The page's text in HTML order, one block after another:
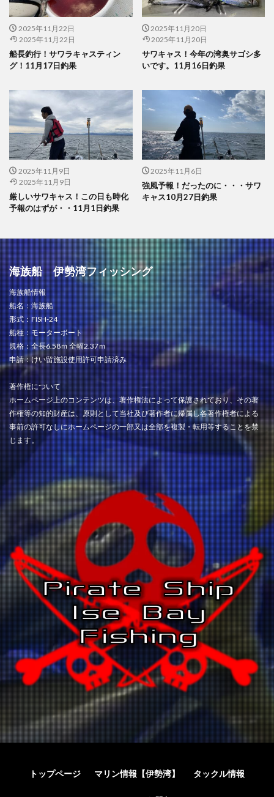
2025年11月22日
2025年11月22日
船長釣行！サワラキャスティン
グ！11月17日釣果
2025年11月20日
2025年11月20日
サワキャス！今年の湾奥サゴシ多
いです。11月16日釣果
2025年11月9日
2025年11月9日
厳しいサワキャス！この日も時化
予報のはずが・・11月1日釣果
2025年11月6日
強風予報！だったのに・・・サワ
キャス10月27日釣果
海族船 伊勢湾フィッシング
海族船情報
船名：海族船
形式：FISH-24
船種：モーターボート
規格：全長6.58ｍ 全幅2.37ｍ
申請：けい留施設使用許可申請済み
著作権について
ホームページ上のコンテンツは、著作権法によって保護されており、その著
作権等の知的財産は、原則として当社及び著作者に帰属し各著作権者による
事前の許可なしにホームページの一部又は全部を複製・転用等することを禁
じます。
トップページ マリン情報【伊勢湾】 タックル情報